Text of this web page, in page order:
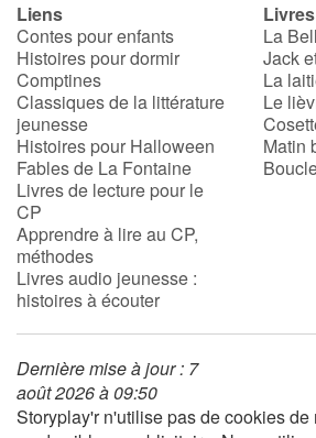
Liens
Contes pour enfants
Histoires pour dormir
Comptines
Classiques de la littérature
jeunesse
Histoires pour Halloween
Fables de La Fontaine
Livres de lecture pour le
CP
Apprendre à lire au CP,
méthodes
Livres audio jeunesse :
histoires à écouter
La
Jack
La
Le
Matin
Dernière mise à jour : 7
août 2026 à 09:50
Storyplay'r n'utilise pas de cookies